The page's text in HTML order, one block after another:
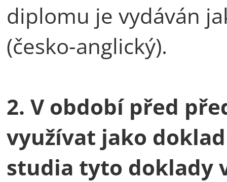
diplomu je vydáván
(česko-anglický).
2. V období před
využívat jako
studia tyto doklady